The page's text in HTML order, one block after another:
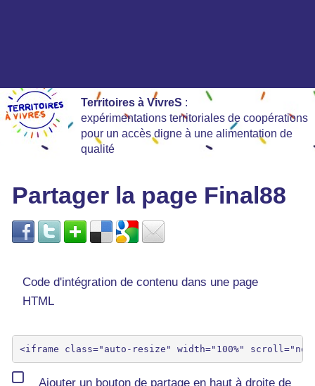
Territoires à VivreS :
expérimentations territoriales de coopérations
pour un accès digne à une alimentation de
qualité
Partager la page Final88
Code d'intégration de contenu dans une page
HTML
Ajouter un bouton de partage en haut à droite de